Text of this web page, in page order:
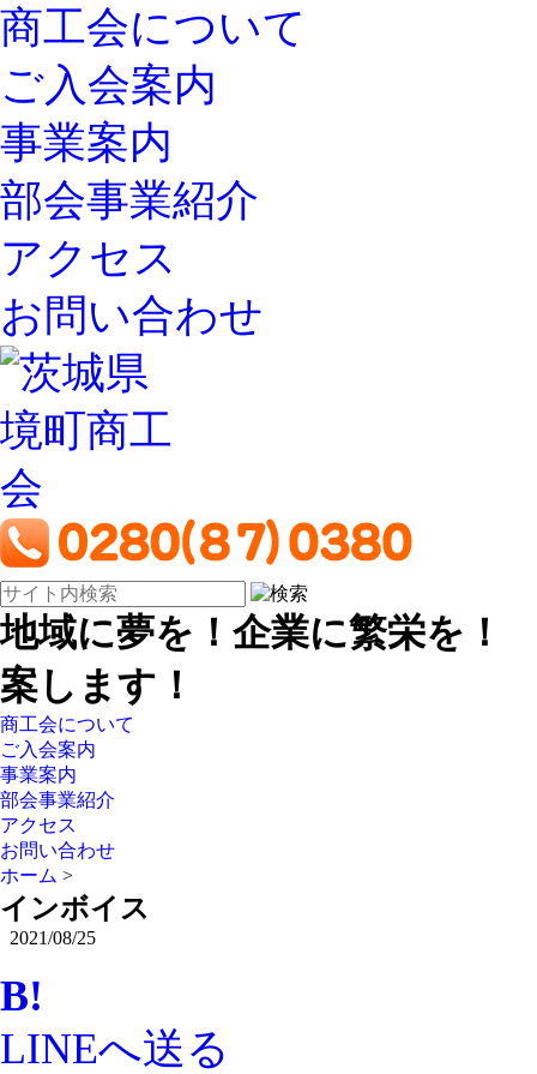
商工会について
ご入会案内
事業案内
部会事業紹介
アクセス
お問い合わせ
地域に夢を！企業に繁栄を
案します！
商工会について
ご入会案内
事業案内
部会事業紹介
アクセス
お問い合わせ
ホーム >
インボイス
2021/08/25
B!
LINEへ送る